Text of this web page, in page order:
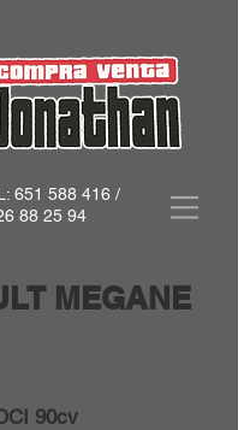
651 588 416 /
88 25 94
MEGANE
90cv